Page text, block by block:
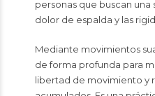
personas que buscan
dolor de espalda y las
Mediante movimientos
de forma profunda para
libertad de movimiento y